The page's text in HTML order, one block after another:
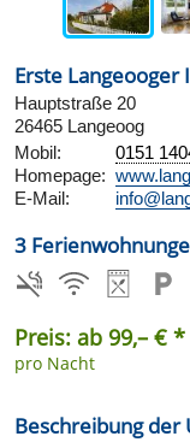
Erste
Hauptstraße 20
26465 Langeoog
Mobil:
0151
Homepage:
E-Mail:
3
Preis: ab 99,– € *
pro Nacht
Beschreibung